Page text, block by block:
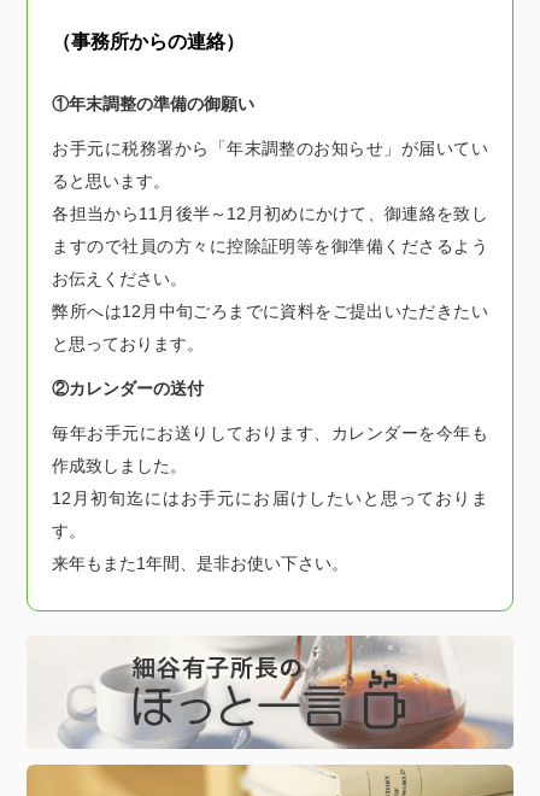
（事務所からの連絡）
①年末調整の準備の御願い
お手元に税務署から「年末調整のお知らせ」が届いてい
ると思います。
各担当から11月後半～12月初めにかけて、御連絡を致し
ますので社員の方々に控除証明等を御準備くださるよう
お伝えください。
弊所へは12月中旬ごろまでに資料をご提出いただきたい
と思っております。
②カレンダーの送付
毎年お手元にお送りしております、カレンダーを今年も
作成致しました。
12月初旬迄にはお手元にお届けしたいと思っておりま
す。
来年もまた1年間、是非お使い下さい。